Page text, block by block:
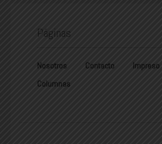
Páginas
Nosotros Contacto
Impreso
Columnas